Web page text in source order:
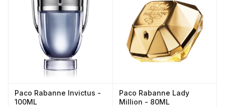
Paco Rabanne Invictus -
100ML
Paco Rabanne Lady
Million - 80ML